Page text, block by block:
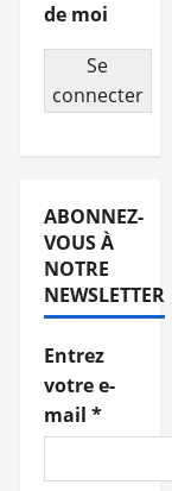
de moi
Se
connecter
ABONNEZ-
VOUS À
NOTRE
NEWSLETTER
Entrez
votre e-
mail *